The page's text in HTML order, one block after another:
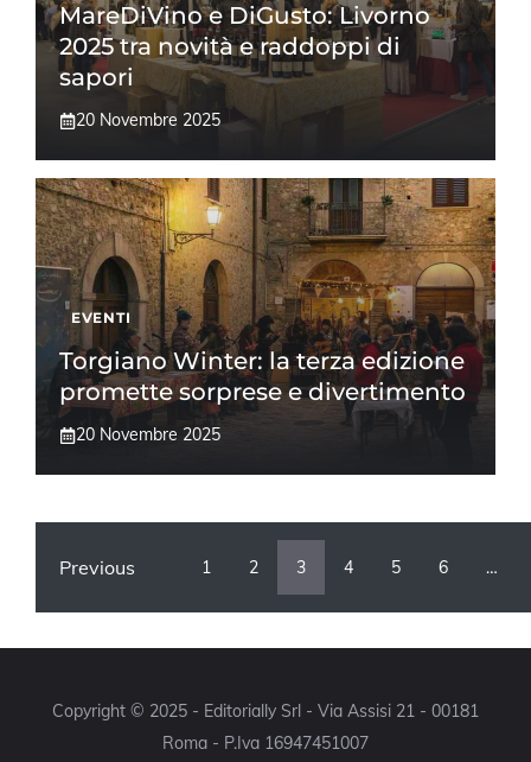
MareDiVino e DiGusto: Livorno
2025 tra novità e raddoppi di
sapori
20 Novembre 2025
EVENTI
Torgiano Winter: la terza edizione
promette sorprese e divertimento
20 Novembre 2025
Previous 1 2 3 4 5 6 …
Copyright © 2025 - Editorially Srl - Via Assisi 21 - 00181
Roma - P.Iva 16947451007